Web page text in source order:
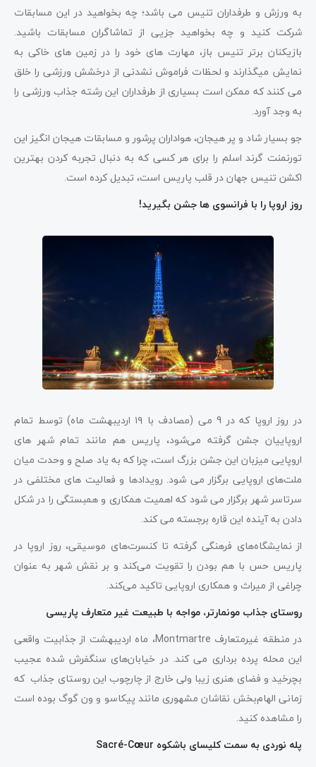
به ورزش و طرفداران تنیس می باشد؛ چه بخواهید در این مسابقات
شرکت کنید و چه بخواهید جزیی از تماشاگران مسابقات باشید.
بازیکنان برتر تنیس باز، مهارت های خود را در زمین های خاکی به
نمایش میگذارند و لحظات فراموش نشدنی از درخشش ورزشی را خلق
می کنند که ممکن است بسیاری از طرفداران این رشته جذاب ورزشی را
به وجد آورد.
جو بسیار شاد و پر هیجان، هواداران پرشور و مسابقات هیجان انگیز این
تورنمنت گرند اسلم را برای هر کسی که به دنبال تجربه کردن بهترین
اکشن تنیس جهان در قلب پاریس است، تبدیل کرده است.
روز اروپا را با فرانسوی ها جشن بگیرید!
در روز اروپا که در 9 می (مصادف با ۱۹ اردیبهشت ماه) توسط تمام
اروپاییان جشن گرفته می‌شود، پاریس هم مانند تمام شهر های
اروپایی میزبان این جشن بزرگ است، چرا که به یاد صلح و وحدت میان
ملت‌های اروپایی برگزار می شود. رویدادها و فعالیت های مختلفی در
سرتاسر شهر برگزار می شود که اهمیت همکاری و همبستگی را در شکل
دادن به آینده این قاره برجسته می کند.
از نمایشگاه‌های فرهنگی گرفته تا کنسرت‌های موسیقی، روز اروپا در
پاریس حس با هم بودن را تقویت می‌کند و بر نقش شهر به عنوان
چراغی از میراث و همکاری اروپایی تاکید می‌کند.
روستای جذاب مونمارتر، مواجه با طبیعت غیر متعارف پاریسی
در منطقه غیرمتعارف Montmartre، ماه اردیبهشت از جذابیت واقعی
این محله پرده برداری می کند. در خیابان‌های سنگفرش شده عجیب
بچرخید و فضای هنری زیبا ولی خارج از چارچوب این روستای جذاب که
زمانی الهام‌بخش نقاشان مشهوری مانند پیکاسو و ون گوگ بوده است
را مشاهده کنید.
پله نوردی به سمت کلیسای باشکوه Sacré-Cœur